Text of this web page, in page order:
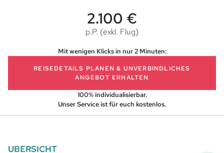
2.100 €
p.P. (exkl. Flug)
Mit wenigen Klicks in nur 2 Minuten:
REISEDETAILS PLANEN& UNVERBINDLICHES
ANGEBOT ERHALTEN
100% individualisierbar.
Unser Service ist für euch kostenlos.
UBERSICHT